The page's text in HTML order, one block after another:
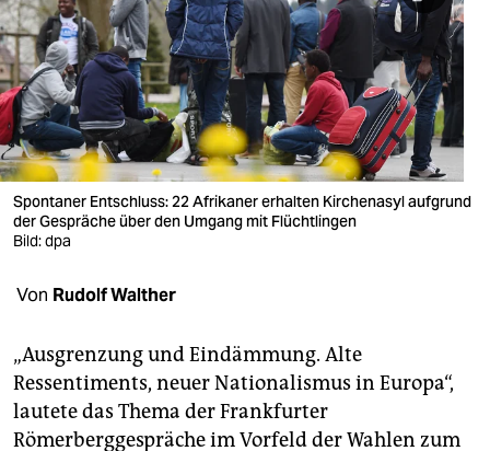
berlin
nord
wahrheit
verlag
verlag
shop
fragen & hilfe
unterstützen
abo
Spontaner Entschluss: 22 Afrikaner erhalten Kirchenasyl aufgrund
der Gespräche über den Umgang mit Flüchtlingen
Bild: dpa
Von Rudolf Walther
„Ausgrenzung und Eindämmung. Alte
Ressentiments, neuer Nationalismus in Europa“,
lautete das Thema der Frankfurter
Römerberggespräche im Vorfeld der Wahlen zum